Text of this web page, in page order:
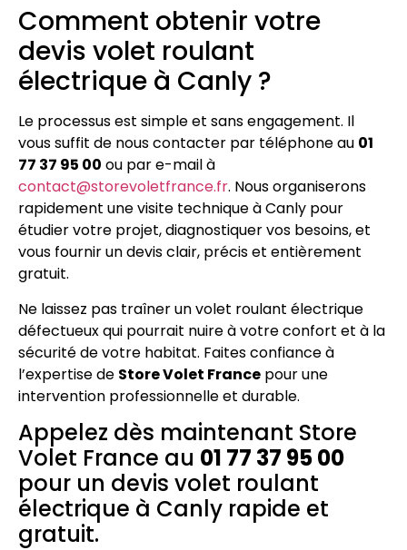
Comment obtenir votre
devis volet roulant
électrique à Canly ?
Le processus est simple et sans engagement. Il
vous suffit de nous contacter par téléphone au 01
77 37 95 00 ou par e-mail à
contact@storevoletfrance.fr. Nous organiserons
rapidement une visite technique à Canly pour
étudier votre projet, diagnostiquer vos besoins, et
vous fournir un devis clair, précis et entièrement
gratuit.
Ne laissez pas traîner un volet roulant électrique
défectueux qui pourrait nuire à votre confort et à la
sécurité de votre habitat. Faites confiance à
l’expertise de Store Volet France pour une
intervention professionnelle et durable.
Appelez dès maintenant Store
Volet France au 01 77 37 95 00
pour un devis volet roulant
électrique à Canly rapide et
gratuit.